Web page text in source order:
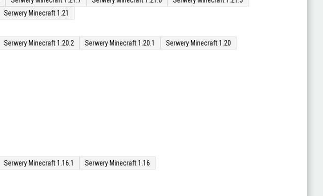
Serwery Minecraft 1.21
Serwery Minecraft 1.20.2 Serwery Minecraft 1.20.1 Serwery Minecraft 1.20
Serwery Minecraft 1.16.1 Serwery Minecraft 1.16